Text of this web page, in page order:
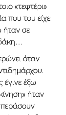
«τεφτέρι»
που του είχε
ήταν σε
όταν
έγινε έξω
ήταν